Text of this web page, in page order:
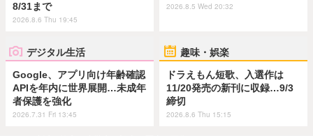
8/31まで
2026.8.6 Thu 19:45
2026.8.5 Wed 20:32
デジタル生活
Google、アプリ向け年齢確認
APIを年内に世界展開…未成年
者保護を強化
2026.7.31 Fri 13:45
趣味・娯楽
ドラえもん短歌、入選作は
11/20発売の新刊に収録…9/3
締切
2026.8.6 Thu 15:15